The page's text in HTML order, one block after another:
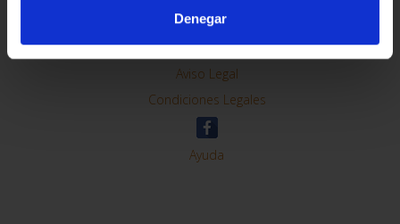
Denegar
Contacto
Preguntas Frequentes (FAQs)
Aviso Legal
Condiciones Legales
Ayuda